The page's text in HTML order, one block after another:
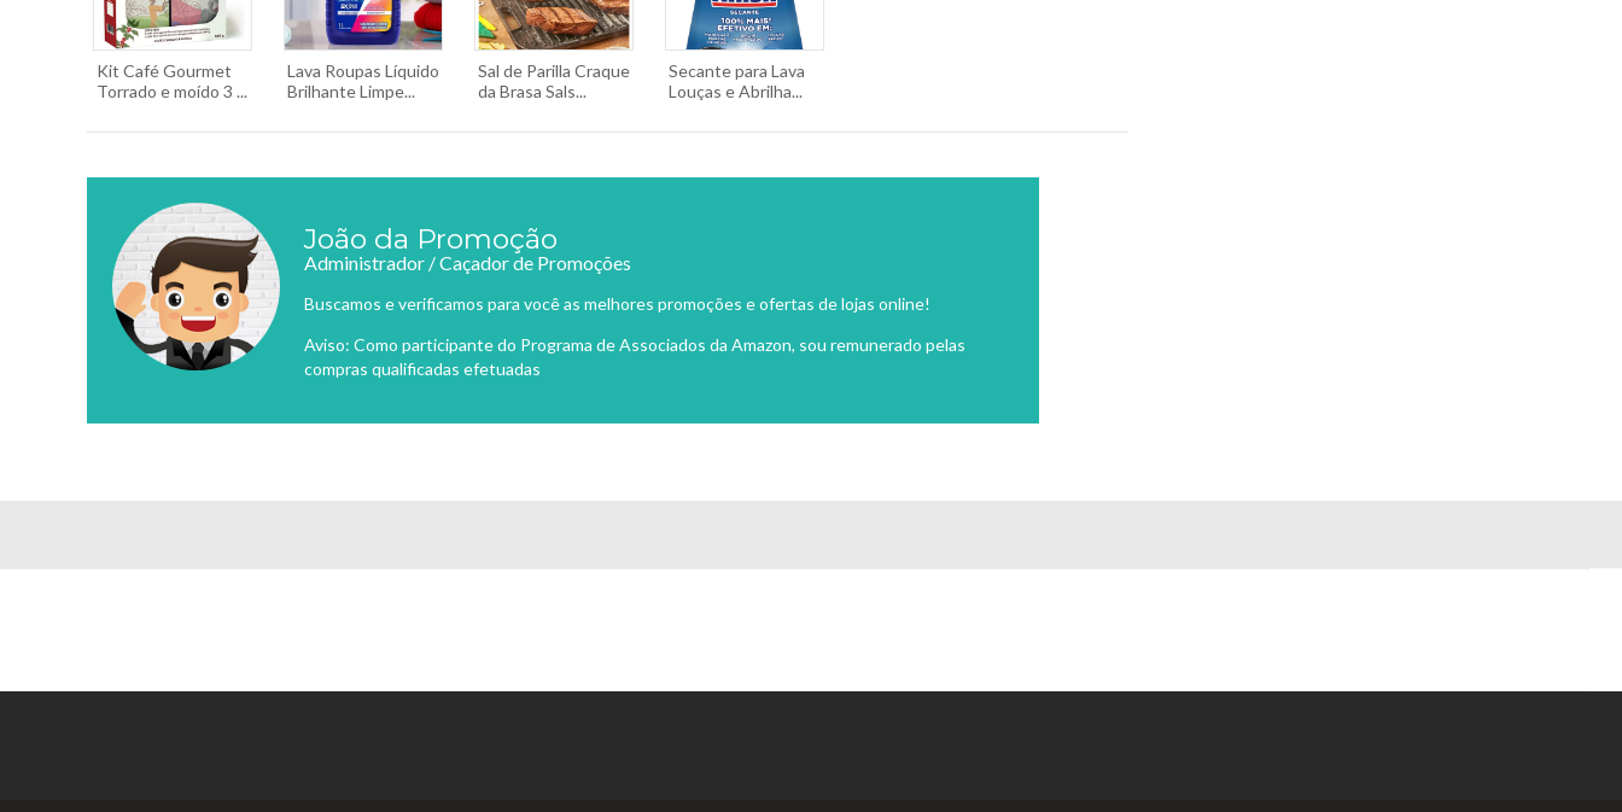
Kit Café Gourmet
Torrado e moído 3 ...
Lava Roupas Líquido
Brilhante Limpe...
Sal de Parilla Craque
da Brasa Sals...
Secante para Lava
Louças e Abrilha...
João da Promoção
Administrador / Caçador de Promoções
Buscamos e verificamos para você as melhores promoções e ofertas de lojas online!
Aviso: Como participante do Programa de Associados da Amazon, sou remunerado pelas
compras qualificadas efetuadas